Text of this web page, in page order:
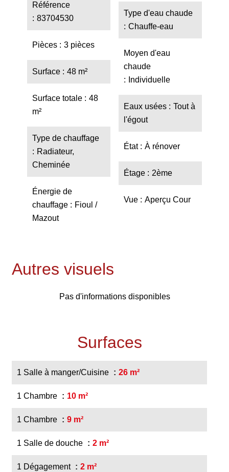
Référence
83704530
Pièces 3 pièces
Surface 48 m²
Surface totale
48
m²
Type de chauffage
Radiateur,
Cheminée
Énergie de
chauffage
Fioul /
Mazout
Type d'eau chaude
Chauffe-eau
Moyen d'eau
chaude
Individuelle
Eaux usées
Tout à
l'égout
État À rénover
Étage 2ème
Vue Aperçu Cour
Autres visuels
Pas d'informations disponibles
Surfaces
1 Salle à manger/Cuisine 26 m²
1 Chambre 10 m²
1 Chambre 9 m²
1 Salle de douche 2 m²
1 Dégagement 2 m²